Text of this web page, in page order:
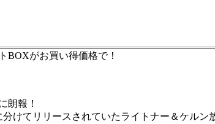
がお買い得価格で！
朗報！
けてリリースされていたライトナー＆ケルン